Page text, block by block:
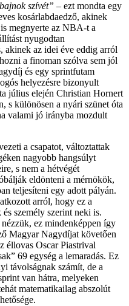
szívét” – ezt mondta egy
kosárlabdaedző, akinek
megnyerte az NBA-t a
nyugodtan
akinek az idei éve eddig arról
a finoman szólva sem jól
és egy sprintfutam
helyezésre bizonyult
július elején Christian Hornert
s különösen a nyári szünet óta
valami jó irányba mozdult
a csapatot, változtattak
nagyobb hangsúlyt
s nem a hétvégét
eldönteni a mérnökök,
teljesíteni egy adott pályán.
arról, hogy ez a
és személy szerint neki is.
ez mindenképpen így
Magyar Nagydíjat követően
éllovas Oscar Piastrival
69 egység a lemaradás. Ez
távolságnak számít, de a
van hátra, melyeken
matematikailag abszolút